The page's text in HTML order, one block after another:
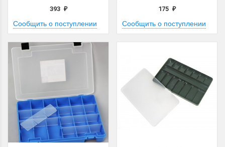
393 ₽
Сообщить о поступлении
175₽
Сообщить о поступлении